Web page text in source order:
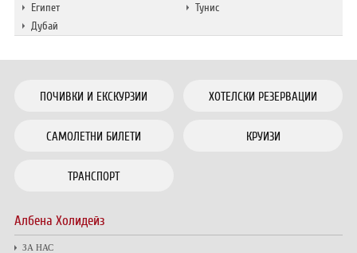
Египет
Тунис
Дубай
ПОЧИВКИ И ЕКСКУРЗИИ ХОТЕЛСКИ РЕЗЕРВАЦИИ
САМОЛЕТНИ БИЛЕТИ КРУИЗИ
ТРАНСПОРТ
Албена Холидейз
ЗА НАС